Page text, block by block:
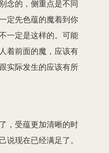
念的，侧重点是不同
定先色蕴的魔着到你
一定是这样的。可能
着前面的魔，应该有
实际发生的应该有所
，受蕴更加清晰的时
说现在已经满足了。